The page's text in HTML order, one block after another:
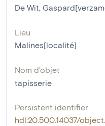
De Wit,
Lieu
Malines[localité]
Nom d'objet
tapisserie
Persistent identifier
hdl:20.500.14037/